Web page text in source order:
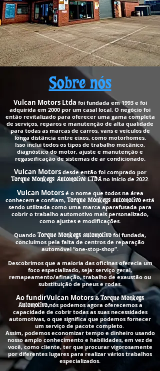
Sobre nós
Vulcan Motors Ltda foi fundada em 1993 e foi
adquirida em 2000 por um casal local. O negócio foi
então revitalizado para oferecer uma gama completa
de serviços, reparos e manutenção de alta qualidade
para todas as marcas de carros, vans e veículos de
longa distância entre eixos, como motorhomes.
Isso inclui todos os tipos de trabalho mecânico,
diagnóstico do motor, ajuste e manutenção e
regaseificação de sistemas de ar condicionado.
Vulcan Motors desde então foi comprado por
Torque Monkeys Automotive LTDA no início de 2022.
Vulcan Motors é o nome que todos na área
conhecem e confiam, Torque Monkeys automotivo está
sendo utilizada como uma marca aparafusada para
cobrir o trabalho automotivo mais personalizado,
como ajustes e modificações.
Quando Torque Monkeys automotivo foi fundada,
concluímos pela falta de centros de reparação
automóvel “one-stop-shop”.
Descobrimos que a maioria das oficinas oferecia um
foco especializado, seja: serviço geral,
remapeamento/afinação, trabalho de exaustão ou
substituição de pneus e rodas.
Ao fundirVulcan Motors & Torque Monkeys
Automotivo,nós podemos agora oferecemos a
capacidade de cobrir todas as suas necessidades
automotivas, o que significa que podemos fornecer
um serviço de pacote completo.
Assim, podemos economizar tempo e dinheiro usando
nosso amplo conhecimento e habilidades, em vez de
você, como cliente, ter que procurar vigorosamente
por diferentes lugares para realizar vários trabalhos
especializados.